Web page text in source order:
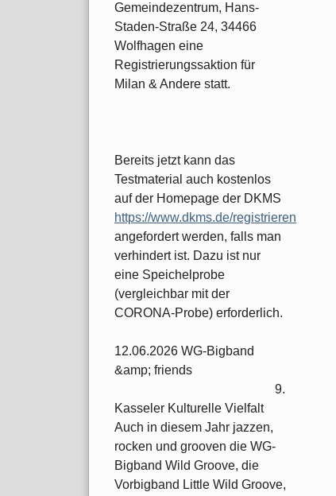
Gemeindezentrum, Hans-
Staden-Straße 24, 34466
Wolfhagen eine
Registrierungssaktion für
Milan & Andere statt.
Bereits jetzt kann das
Testmaterial auch kostenlos
auf der Homepage der DKMS
https://www.dkms.de/registrieren
angefordert werden, falls man
verhindert ist. Dazu ist nur
eine Speichelprobe
(vergleichbar mit der
CORONA-Probe) erforderlich.
12.06.2026 WG-Bigband
&amp; friends
9.
Kasseler Kulturelle Vielfalt
Auch in diesem Jahr jazzen,
rocken und grooven die WG-
Bigband Wild Groove, die
Vorbigband Little Wild Groove,